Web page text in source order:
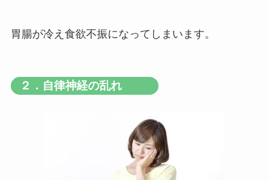
胃腸が冷え食欲不振になってしまいます。
２．自律神経の乱れ